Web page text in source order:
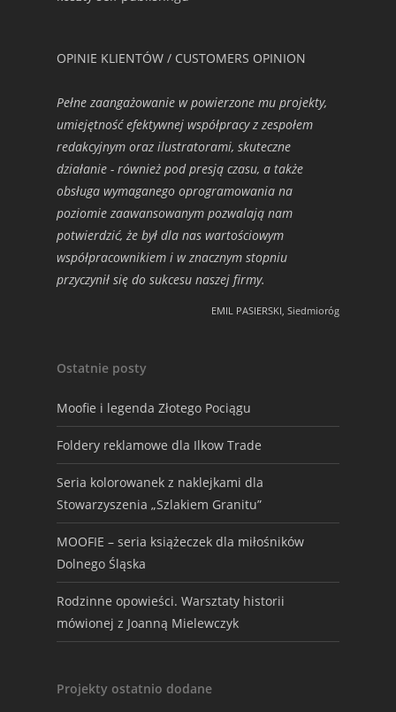
OPINIE KLIENTÓW / CUSTOMERS OPINION
Pełne zaangażowanie w powierzone mu projekty,
umiejętność efektywnej współpracy z zespołem
redakcyjnym oraz ilustratorami, skuteczne
działanie - również pod presją czasu, a także
obsługa wymaganego oprogramowania na
poziomie zaawansowanym pozwalają nam
potwierdzić, że był dla nas wartościowym
współpracownikiem i w znacznym stopniu
przyczynił się do sukcesu naszej firmy.
EMIL PASIERSKI, Siedmioróg
Ostatnie posty
Moofie i legenda Złotego Pociągu
Foldery reklamowe dla Ilkow Trade
Seria kolorowanek z naklejkami dla
Stowarzyszenia „Szlakiem Granitu”
MOOFIE – seria książeczek dla miłośników
Dolnego Śląska
Rodzinne opowieści. Warsztaty historii
mówionej z Joanną Mielewczyk
Projekty ostatnio dodane